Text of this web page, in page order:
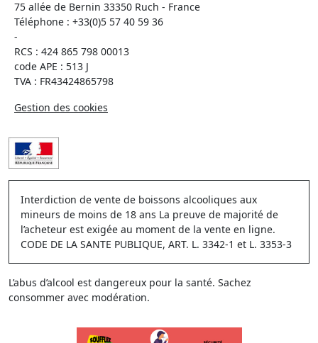
75 allée de Bernin 33350 Ruch - France
Téléphone : +33(0)5 57 40 59 36
-
RCS : 424 865 798 00013
code APE : 513 J
TVA : FR43424865798
Gestion des cookies
Interdiction de vente de boissons alcooliques aux
mineurs de moins de 18 ans La preuve de majorité de
l’acheteur est exigée au moment de la vente en ligne.
CODE DE LA SANTE PUBLIQUE, ART. L. 3342-1 et L. 3353-3
L’abus d’alcool est dangereux pour la santé. Sachez
consommer avec modération.